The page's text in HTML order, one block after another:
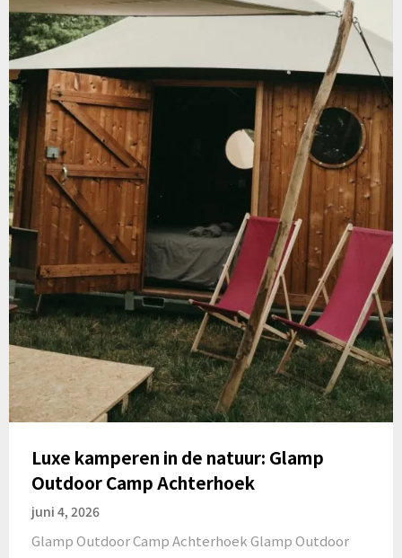
Luxe kamperen in de natuur: Glamp
Outdoor Camp Achterhoek
juni 4, 2026
Glamp Outdoor Camp Achterhoek Glamp Outdoor